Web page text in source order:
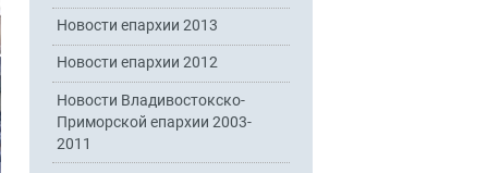
Новости епархии 2013
Новости епархии 2012
Новости Владивостокско-
Приморской епархии 2003-
2011